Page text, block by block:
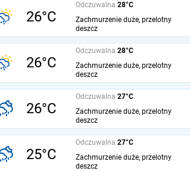
26°C
Odczuwalna 28°C
Zachmurzenie duże, przelotny
deszcz
26°C
Odczuwalna 28°C
Zachmurzenie duże, przelotny
deszcz
26°C
Odczuwalna 27°C
Zachmurzenie duże, przelotny
deszcz
25°C
Odczuwalna 27°C
Zachmurzenie duże, przelotny
deszcz